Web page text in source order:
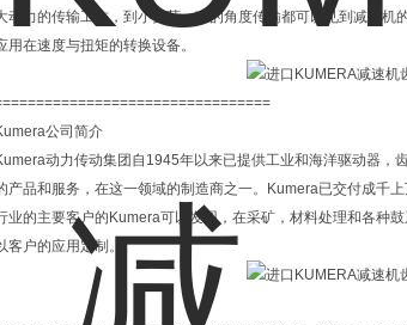
动力的传输工作，到小负荷，准的角度传输都可以见到减速
用在速度与扭矩的转换设备。
公司简介
动力传动集团自1945年以来已提供工业和海洋驱动器，
产品和服务，在这一领域的制造商之一。Kumera已交付成千
业的主要客户的Kumera可以发现，在采矿，材料处理和各种
客户的应用定制。